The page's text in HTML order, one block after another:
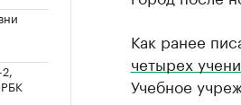
Как ранее
четырех
Учебное